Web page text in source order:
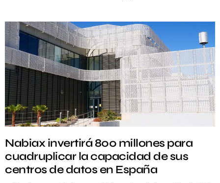
Nabiax invertirá 800 millones para
cuadruplicar la capacidad de sus
centros de datos en España